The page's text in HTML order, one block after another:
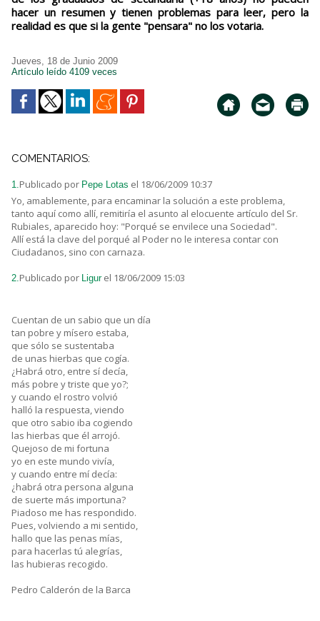
hacer un resumen y tienen problemas para leer, pero la
realidad es que si la gente "pensara" no los votaria.
Jueves, 18 de Junio 2009
Artículo leído 4109 veces
COMENTARIOS:
1.Publicado por Pepe Lotas el 18/06/2009 10:37
Yo, amablemente, para encaminar la solución a este problema,
tanto aquí como allí, remitiría el asunto al elocuente artículo del Sr.
Rubiales, aparecido hoy: "Porqué se envilece una Sociedad".
Allí está la clave del porqué al Poder no le interesa contar con
Ciudadanos, sino con carnaza.
2.Publicado por Ligur el 18/06/2009 15:03
Cuentan de un sabio que un día
tan pobre y mísero estaba,
que sólo se sustentaba
de unas hierbas que cogía.
¿Habrá otro, entre sí decía,
más pobre y triste que yo?;
y cuando el rostro volvió
halló la respuesta, viendo
que otro sabio iba cogiendo
las hierbas que él arrojó.
Quejoso de mi fortuna
yo en este mundo vivía,
y cuando entre mí decía:
¿habrá otra persona alguna
de suerte más importuna?
Piadoso me has respondido.
Pues, volviendo a mi sentido,
hallo que las penas mías,
para hacerlas tú alegrías,
las hubieras recogido.
Pedro Calderón de la Barca